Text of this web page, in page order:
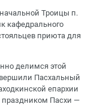
Троицы п.
кафедрального
приюта для
делимся этой
Пасхальный
епархии
Пасхи —